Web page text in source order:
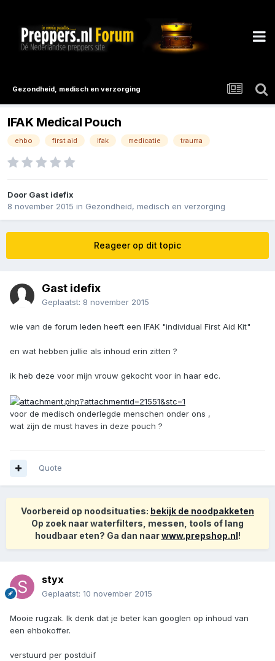
Gezondheid, medisch en verzorging
IFAK Medical Pouch
ehbo first aid ifak medicatie trauma
Door Gast idefix
8 november 2015 in Gezondheid, medisch en verzorging
Reageer op dit topic
Gast idefix
Geplaatst: 8 november 2015
wie van de forum leden heeft een IFAK "individual First Aid Kit"
en wat hebben jullie als inhoud erin zitten ?
ik heb deze voor mijn vrouw gekocht voor in haar edc.
voor de medisch onderlegde menschen onder ons ,
wat zijn de must haves in deze pouch ?
Quote
Voorbereid op noodsituaties: bekijk de noodpakketen
Op zoek naar waterfilters, messen, tools of lang
houdbaar eten? Ga dan naarwww.prepshop.nl!
styx
Geplaatst: 10 november 2015
Mooie rugzak. Ik denk dat je beter kan googlen op inhoud van
een ehbokoffer.
verstuurd per postduif